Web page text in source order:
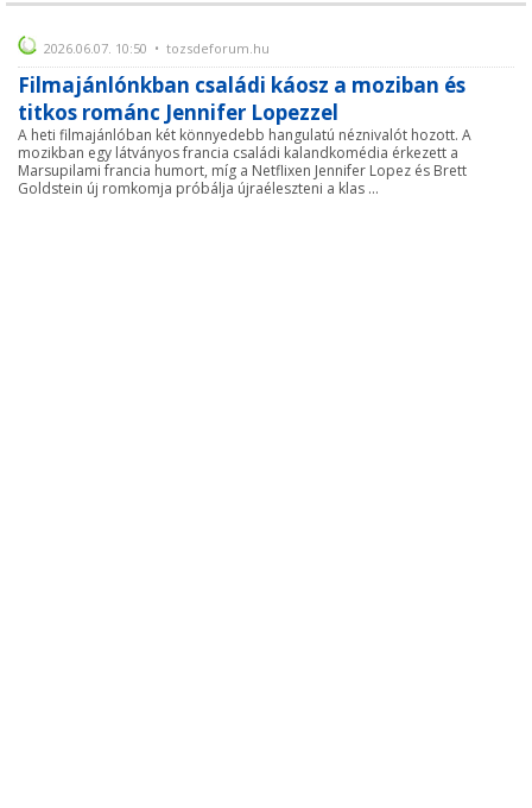
2026.06.07. 10:50 • tozsdeforum.hu
Filmajánlónkban családi káosz a moziban és
titkos románc Jennifer Lopezzel
A heti filmajánlóban két könnyedebb hangulatú néznivalót hozott. A
mozikban egy látványos francia családi kalandkomédia érkezett a
Marsupilami francia humort, míg a Netflixen Jennifer Lopez és Brett
Goldstein új romkomja próbálja újraéleszteni a klas ...